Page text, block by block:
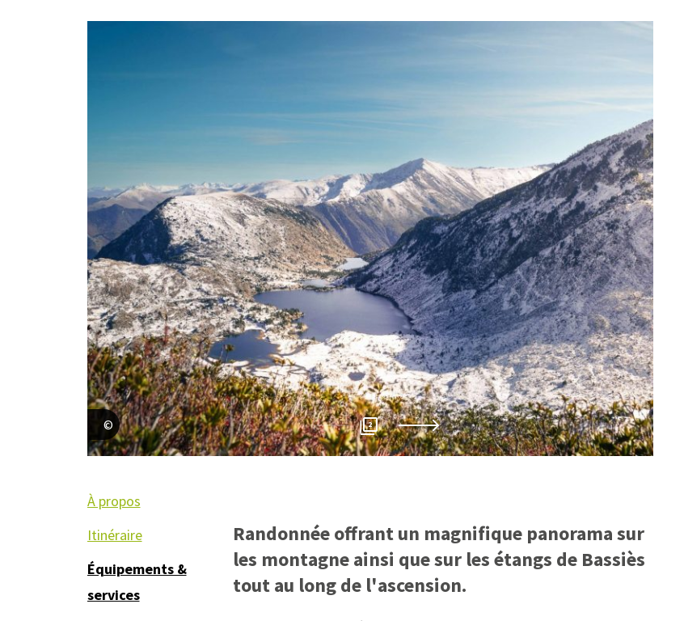
Maritchu Saint-Pé--Téqui 2
À propos
Itinéraire
Équipements &
services
Randonnée offrant un magnifique panorama sur
les montagne ainsi que sur les étangs de Bassiès
tout au long de l'ascension.